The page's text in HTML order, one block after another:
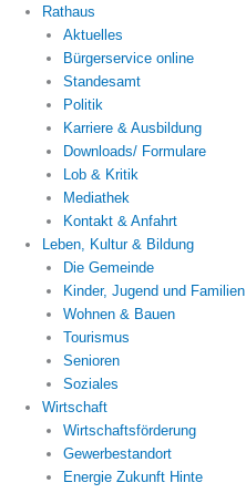
Rathaus
Aktuelles
Bürgerservice online
Standesamt
Politik
Karriere & Ausbildung
Downloads/ Formulare
Lob & Kritik
Mediathek
Kontakt & Anfahrt
Leben, Kultur & Bildung
Die Gemeinde
Kinder, Jugend und Familien
Wohnen & Bauen
Tourismus
Senioren
Soziales
Wirtschaft
Wirtschaftsförderung
Gewerbestandort
Energie Zukunft Hinte